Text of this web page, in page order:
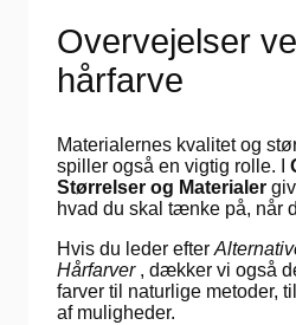
Overvejelser
hårfarve
Materialernes kvalitet og
spiller også en vigtig rolle. I
Størrelser og Materialer
hvad du skal tænke på, når
Hvis du leder efter
Hårfarver , dækker vi også
farver til naturlige metoder,
af muligheder.